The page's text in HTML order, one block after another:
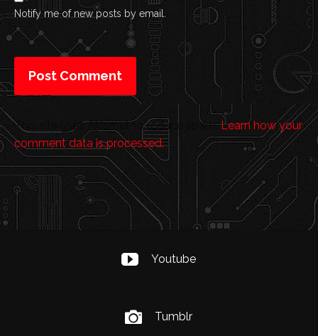
Notify me of new posts by email.
This site uses Akismet to reduce spam.Learn how your
comment data is processed.
Youtube
Tumblr